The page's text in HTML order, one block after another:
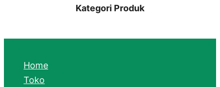
r
h
Kategori Produk
Home
Toko